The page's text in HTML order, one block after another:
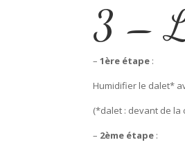
3 –
–1ère étape :
Humidifier le dalet*
(*dalet : devant de la
– 2ème étape :